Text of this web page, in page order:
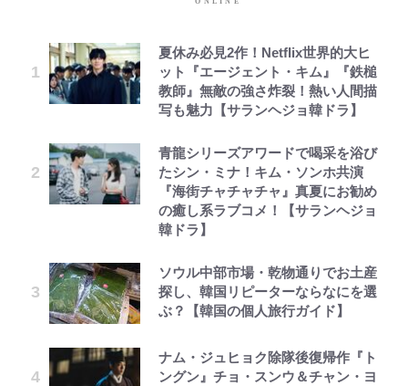
夏休み必見2作！Netflix世界的大ヒ
ット『エージェント・キム』『鉄槌
教師』無敵の強さ炸裂！熱い人間描
写も魅力【サランヘジョ韓ドラ】
青龍シリーズアワードで喝采を浴び
たシン・ミナ！キム・ソンホ共演
『海街チャチャチャ』真夏にお勧め
の癒し系ラブコメ！【サランヘジョ
韓ドラ】
ソウル中部市場・乾物通りでお土産
探し、韓国リピーターならなにを選
ぶ？【韓国の個人旅行ガイド】
ナム・ジュヒョク除隊後復帰作『ト
ングン』チョ・スンウ＆チャン・ヨ